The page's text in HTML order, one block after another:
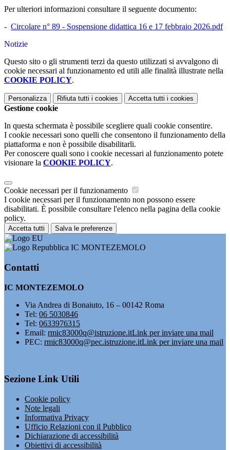
Per ulteriori informazioni consultare il seguente documento:
- Circolare n° 89 - Sospensione didattica 16 e 17 febbraio 2026.pdf
Notizie
Questo sito o gli strumenti terzi da questo utilizzati si avvalgono di
cookie necessari al funzionamento ed utili alle finalità illustrate nella
COOKIE POLICY.
Personalizza Rifiuta tutti i cookies Accetta tutti i cookies
Gestione cookie
In questa schermata è possibile scegliere quali cookie consentire.
I cookie necessari sono quelli che consentono il funzionamento della
piattaforma e non è possibile disabilitarli.
Per conoscere quali sono i cookie necessari al funzionamento potete
visionare la COOKIE POLICY.
Cookie necessari per il funzionamento
I cookie necessari per il funzionamento non possono essere
disabilitati. È possibile consultare l'elenco nella pagina della cookie
policy.
Accetta tutti Salva le preferenze
IC MONTEZEMOLO
Contatti
IC MONTEZEMOLO
Via Andrea di Bonaiuto, 16 – 00142 Roma
Tel: 06 5030846
Tel: 0633976315
Email: rmic83000q@istruzione.itLink per inviare una mail
PEC: rmic83000q@pec.istruzione.itLink per inviare una mail
Sezione Link Utili
Cookie policy
Note legali
Informativa Privacy
Ufficio Relazioni con il Pubblico
Dichiarazione di accessibilità
Obiettivi di accessibilità